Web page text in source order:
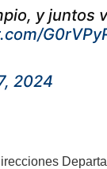
y juntos
2024